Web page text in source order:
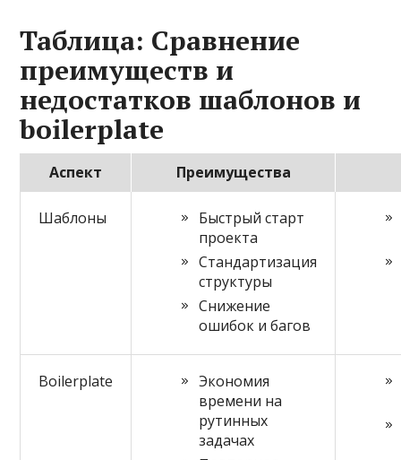
Таблица: Сравнение
преимуществ и
недостатков шаблонов и
boilerplate
Аспект Преимущества
Шаблоны
Быстрый старт
проекта
Стандартизация
структуры
Снижение
ошибок и багов
Boilerplate
Экономия
времени на
рутинных
задачах